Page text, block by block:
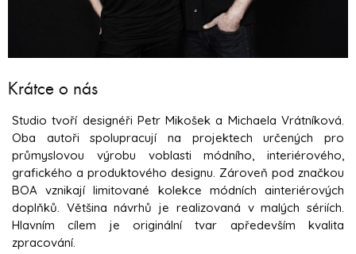
Krátce o nás
Studio tvoří designéři Petr Mikošek a Michaela Vrátníková.
Oba autoři spolupracují na projektech určených pro
průmyslovou výrobu voblasti módního, interiérového,
grafického a produktového designu. Zároveň pod značkou
BOA vznikají limitované kolekce módních ainteriérových
doplňků. Většina návrhů je realizovaná v malých sériích.
Hlavním cílem je originální tvar apředevším kvalita
zpracování.